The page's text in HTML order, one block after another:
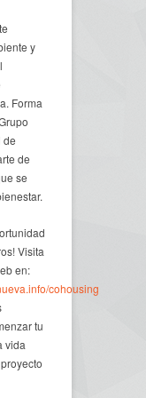
y
Forma
de
de
se
Visita
en:
cohousing
tu
vida